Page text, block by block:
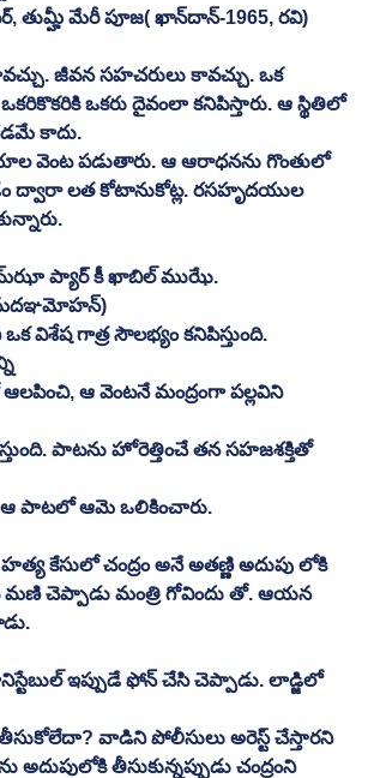
* తుమ్హీ మేరీ మందిర్‌, తుమ్హీ మేరీ పూజ( ఖాన్‌దాన్‌-1965, రవి)
ఒకరు దైవంలా కనిపిస్తారు. ఆ స్థితిలో
కాదు.
వెంట పడుతారు. ఆ ఆరాధనను గొంతులో
ద్వారా లత కోటానుకోట్ల. రసహృదయుల
* ఆప్‌ కీ నజ్‌రోనే సమ్‌ఝా ప్యార్‌ కీ ఖాబిల్‌ ముఝే.
( అన్‌పడ్‌- 1962, మదఞమోహన్‌)
విశేష గాత్ర సౌలభ్యం కనిపిస్తుంది.
ఆ వెంటనే మంద్రంగా పల్లవిని
పాటను హోరెత్తించే తన సహజశక్తితో
ఆ పాటలో ఆమె ఒలికించారు.
మణి చెప్పాడు మంత్రి గోవిందు తో. ఆయన
వాడిని పోలీసులు అరెస్ట్‌ చేస్తారని